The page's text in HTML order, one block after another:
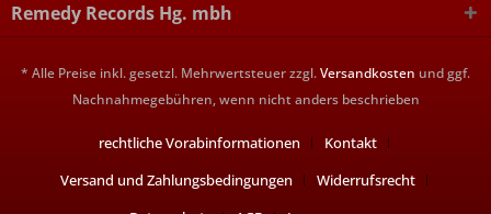
Remedy Records Hg. mbh
* Alle Preise inkl. gesetzl. Mehrwertsteuer zzgl.Versandkosten und ggf.
Nachnahmegebühren, wenn nicht anders beschrieben
rechtliche Vorabinformationen
Kontakt
Versand und Zahlungsbedingungen
Widerrufsrecht